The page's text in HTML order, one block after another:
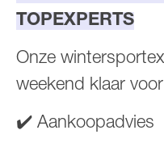
TOPEXPERTS
Onze
weekend klaar
✔️ Aankoopadvies